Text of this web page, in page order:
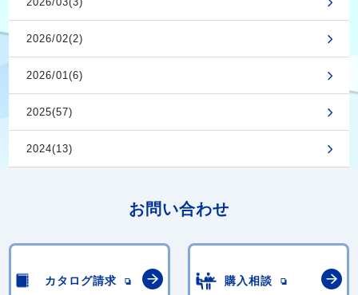
2026/02(2)
2026/01(6)
2025(57)
2024(13)
お問い合わせ
カタログ請求 購入相談